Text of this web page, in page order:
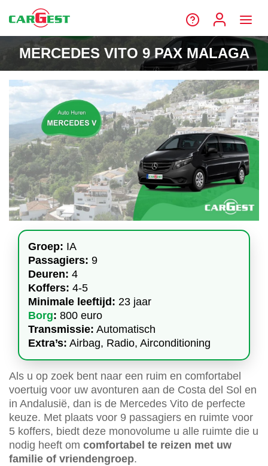
MERCEDES VITO 9 PAX MALAGA
Groep: IA
Passagiers: 9
Deuren: 4
Koffers: 4-5
Minimale leeftijd: 23 jaar
Borg: 800 euro
Transmissie: Automatisch
Extra’s: Airbag, Radio, Airconditioning
Als u op zoek bent naar een ruim en comfortabel
voertuig voor uw avonturen aan de Costa del Sol en
in Andalusië, dan is de Mercedes Vito de perfecte
keuze. Met plaats voor 9 passagiers en ruimte voor
5 koffers, biedt deze monovolume u alle ruimte die u
nodig heeft om comfortabel te reizen met uw
familie of vriendengroep.